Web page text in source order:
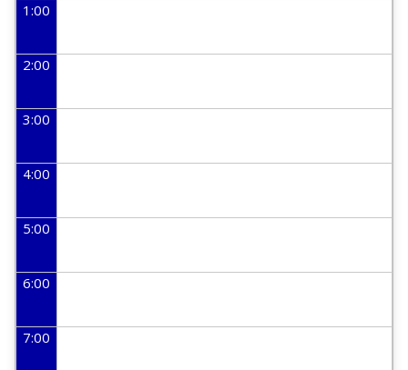
1:00
2:00
3:00
4:00
5:00
6:00
7:00